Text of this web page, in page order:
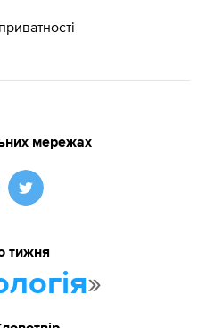
мережах
тижня
»